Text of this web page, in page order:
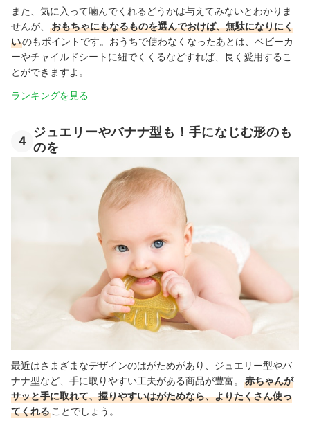
また、気に入って噛んでくれるどうかは与えてみないとわかりま
せんが、
おもちゃにもなるものを選んでおけば、無駄になりにく
いのもポイントです。おうちで使わなくなったあとは、ベビーカ
ーやチャイルドシートに紐でくくるなどすれば、長く愛用するこ
とができますよ。
ランキングを見る
4
ジュエリーやバナナ型も！手になじむ形のも
のを
最近はさまざまなデザインのはがためがあり、ジュエリー型やバ
ナナ型など、手に取りやすい工夫がある商品が豊富。
赤ちゃんが
サッと手に取れて、握りやすいはがためなら、よりたくさん使っ
てくれる ことでしょう。